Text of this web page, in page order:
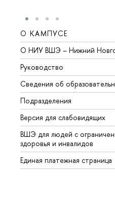
О КАМПУСЕ
О НИУ ВШЭ – Нижний
Руководство
Сведения об
Подразделения
Версия для слабовидящих
ВШЭ для людей с
здоровья и инвалидов
Единая платежная страница